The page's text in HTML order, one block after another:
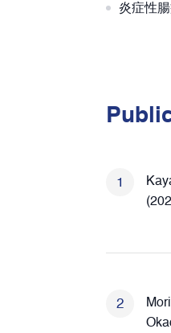
炎症性